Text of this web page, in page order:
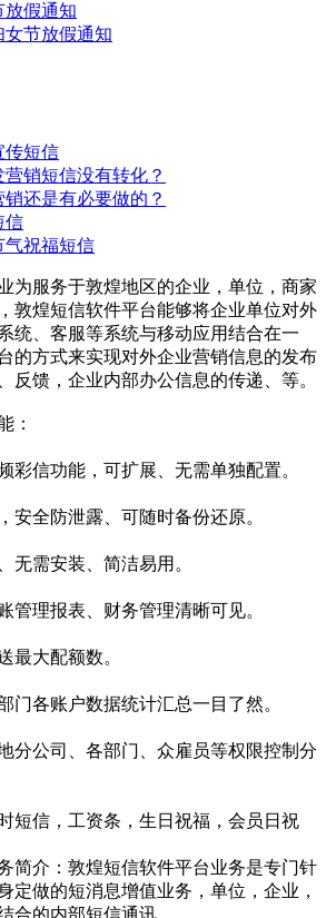
放假通知
女节放假通知
传短信
销短信没有转化？
还是有必要做的？
信
气祝福短信
为服务于敦煌地区的企业，单位，商家
敦煌短信软件平台能够将企业单位对外
统、客服等系统与移动应用结合在一
的方式来实现对外企业营销信息的发布
反馈，企业内部办公信息的传递、等。
：
彩信功能，可扩展、无需单独配置。
安全防泄露、可随时备份还原。
无需安装、简洁易用。
管理报表、财务管理清晰可见。
最大配额数。
门各账户数据统计汇总一目了然。
分公司、各部门、众雇员等权限控制分
短信，工资条，生日祝福，会员日祝
简介：敦煌短信软件平台业务是专门针
定做的短消息增值业务，单位，企业，
合的内部短信通讯，